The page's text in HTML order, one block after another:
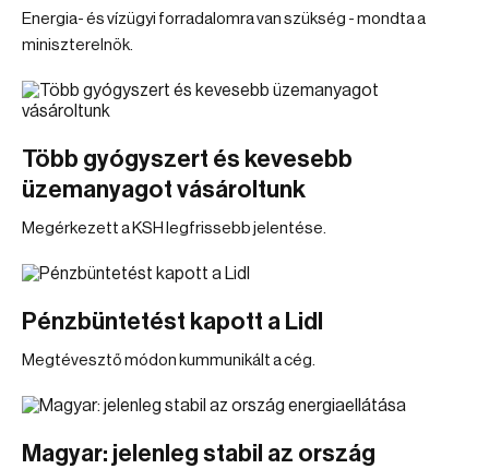
Energia- és vízügyi forradalomra van szükség - mondta a
miniszterelnök.
Több gyógyszert és kevesebb
üzemanyagot vásároltunk
Megérkezett a KSH legfrissebb jelentése.
Pénzbüntetést kapott a Lidl
Megtévesztő módon kummunikált a cég.
Magyar: jelenleg stabil az ország